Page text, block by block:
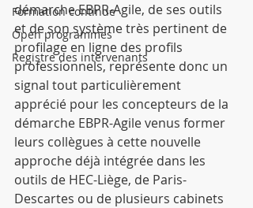
Formation continue
Open programmes
Registre des intervenants
démarche EBPR-Agile, de ses outils
et de son système très pertinent de
profilage en ligne des profils
professionnels, représente donc un
signal tout particulièrement
apprécié pour les concepteurs de la
démarche EBPR-Agile venus former
leurs collègues à cette nouvelle
approche déjà intégrée dans les
outils de HEC-Liège, de Paris-
Descartes ou de plusieurs cabinets